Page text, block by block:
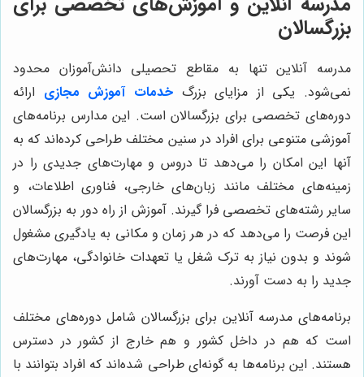
بزرگسالان
مدرسه آنلاین تنها به مقاطع تحصیلی دانش‌آموزان محدود
نمی‌شود. یکی از مزایای بزرگخدمات آموزش مجازی ارائه
دوره‌های تخصصی برای بزرگسالان است. این مدارس برنامه‌های
آموزشی متنوعی برای افراد در سنین مختلف طراحی کرده‌اند که به
آنها این امکان را می‌دهد تا دروس و مهارت‌های جدیدی را در
زمینه‌های مختلف مانند زبان‌های خارجی، فناوری اطلاعات، و
سایر رشته‌های تخصصی فرا گیرند. آموزش از راه دور به بزرگسالان
این فرصت را می‌دهد که در هر زمان و مکانی به یادگیری مشغول
شوند و بدون نیاز به ترک شغل یا تعهدات خانوادگی، مهارت‌های
جدید را به دست آورند.
برنامه‌های مدرسه آنلاین برای بزرگسالان شامل دوره‌های مختلف
است که هم در داخل کشور و هم خارج از کشور در دسترس
هستند. این برنامه‌ها به گونه‌ای طراحی شده‌اند که افراد بتوانند با